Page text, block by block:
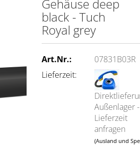
Gehäuse deep
black - Tuch
Royal grey
Art.Nr.:
07831B03R
Lieferzeit:
Außenlager -
Lieferzeit
anfragen
(Ausland und